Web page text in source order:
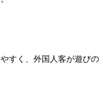
すく、外国人客が遊びの